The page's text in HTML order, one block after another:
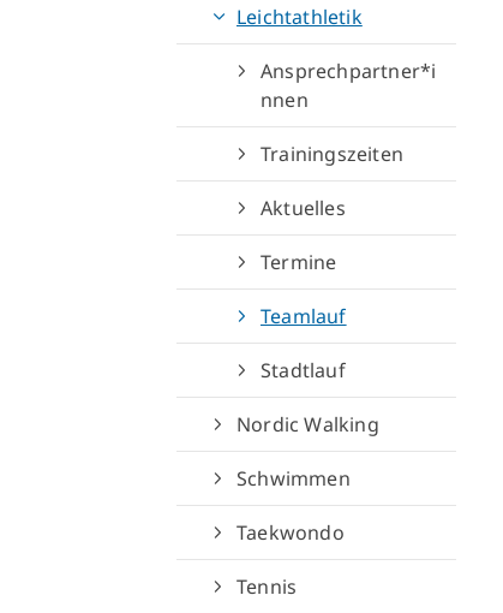
Leichtathletik
Ansprechpartner*i
nnen
Trainingszeiten
Aktuelles
Termine
Teamlauf
Stadtlauf
Nordic Walking
Schwimmen
Taekwondo
Tennis